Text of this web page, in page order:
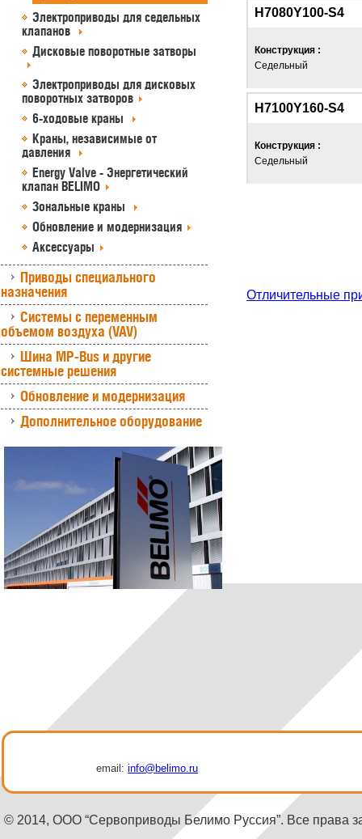
Электроприводы для седельных
клапанов
Дисковые поворотные затворы
Электроприводы для дисковых
поворотных затворов
6-ходовые краны
Краны, независимые от
давления
Energy Valve - Энергетический
клапан BELIMO
Зональные краны
Обновление и модернизация
Аксессуары
Приводы специального
назначения
Системы с переменным
объемом воздуха (VAV)
Шина MP-Bus и другие
системные решения
Обновление и модернизация
Дополнительное оборудование
H7080Y100-S4
Конструкция :
Седельный
H7100Y160-S4
Конструкция :
Седельный
Отличительные
email: info@belimo.ru
© 2014, ООО “Сервоприводы Белимо Руссия”. Все права